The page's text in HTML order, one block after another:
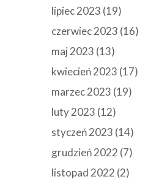
lipiec 2023 (19)
czerwiec 2023 (16)
maj 2023 (13)
kwiecień 2023 (17)
marzec 2023 (19)
luty 2023 (12)
styczeń 2023 (14)
grudzień 2022 (7)
listopad 2022 (2)